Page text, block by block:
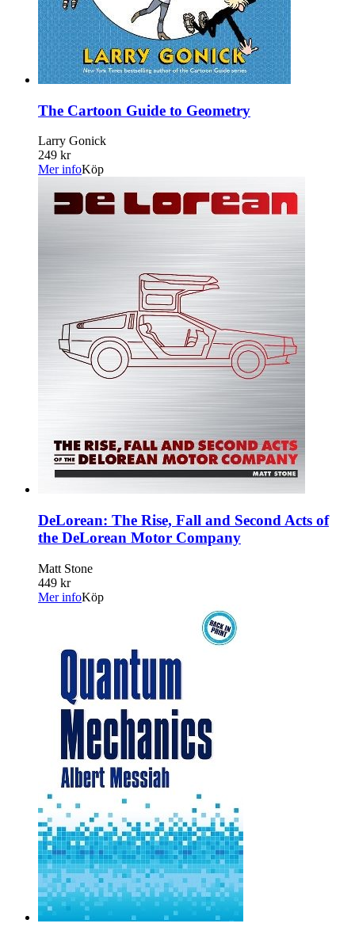
The Cartoon Guide to Geometry
Larry Gonick
249 kr
Mer infoKöp
DeLorean: The Rise, Fall and Second Acts of
the DeLorean Motor Company
Matt Stone
449 kr
Mer infoKöp